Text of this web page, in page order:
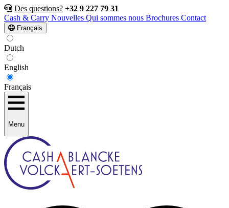
Des questions? +32 9 227 79 31
Cash & Carry Nouvelles Qui sommes nous Brochures Contact
Français
Dutch
English
Français
Menu